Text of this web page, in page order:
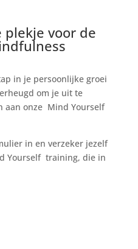
plekje voor de
in je persoonlijke groei
om je uit te
aan onze Mind Yourself
in en verzeker jezelf
Yourself training, die in